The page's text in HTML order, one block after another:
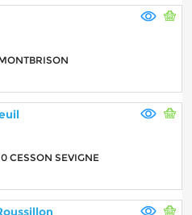
CESSON SEVIGNE